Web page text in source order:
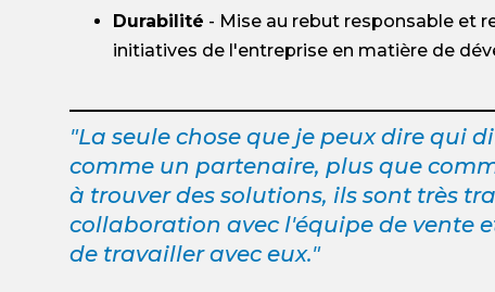
Durabilité - Mise au rebut responsable et
initiatives de l'entreprise en matière de
"La seule chose que je peux dire qui
comme un partenaire, plus que
à trouver des solutions, ils sont très
collaboration avec l'équipe de vente
de travailler avec eux."